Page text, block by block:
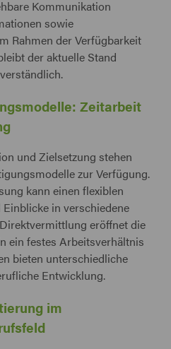
Kommunikation
sowie
Rahmen der Verfügbarkeit
der aktuelle Stand
Zeitarbeit
und Zielsetzung stehen
zur Verfügung.
kann einen flexiblen
in verschiedene
eröffnet die
ein festes Arbeitsverhältnis
bieten unterschiedliche
Entwicklung.
im